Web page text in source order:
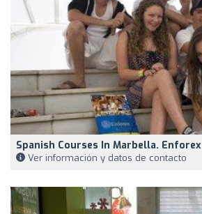
Spanish Courses In Marbella. Enforex
Ver información y datos de contacto